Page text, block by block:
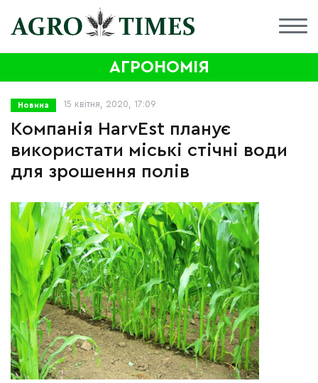
АГРОНОМІЯ
Новина 15 квітня, 2020, 17:09
Компанія HarvEst планує
використати міські стічні води
для зрошення полів